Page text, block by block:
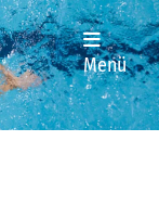
Menü